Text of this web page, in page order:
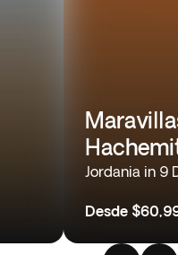
Jordania in 9
Desde